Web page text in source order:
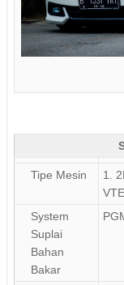
Tipe Mesin
1.
System
Suplai
Bahan
Bakar